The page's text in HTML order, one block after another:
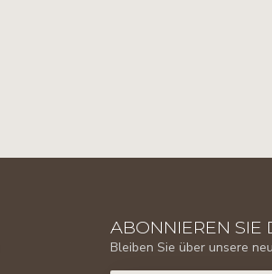
ABONNIEREN SIE
Bleiben Sie über unsere